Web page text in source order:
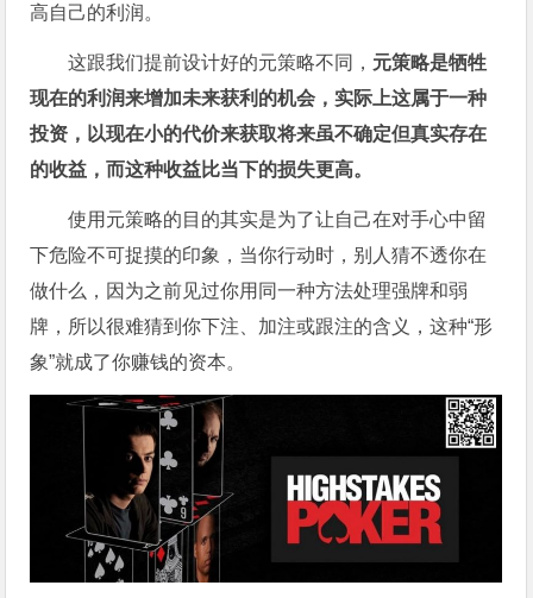
高自己的利润。
这跟我们提前设计好的元策略不同， 元策略是牺牲
现在的利润来增加未来获利的机会，实际上这属于一种
投资，以现在小的代价来获取将来虽不确定但真实存在
的收益，而这种收益比当下的损失更高。
使用元策略的目的其实是为了让自己在对手心中留
下危险不可捉摸的印象，当你行动时，别人猜不透你在
做什么，因为之前见过你用同一种方法处理强牌和弱
牌，所以很难猜到你下注、加注或跟注的含义，这种“形
象”就成了你赚钱的资本。